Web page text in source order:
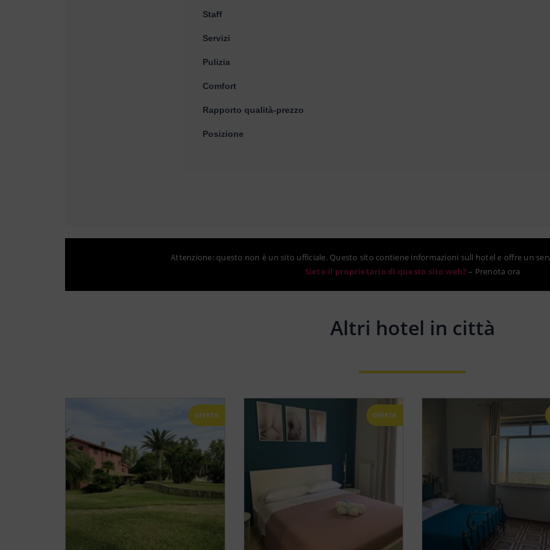
Staff
Servizi
Pulizia
Comfort
Rapporto qualità-prezzo
Posizione
Attenzione: questo non è un sito ufficiale. Questo sito contiene informazioni sull hotel e offre un
Siete il proprietario di questo sito web?– Prenota ora
Altri hotel in città
OFERTA OFERTA